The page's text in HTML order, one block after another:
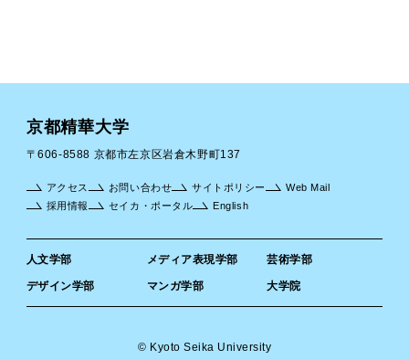
京都精華大学
〒606-8588 京都市左京区岩倉木野町137
人文学部 メディア表現学部 芸術学部
デザイン学部 マンガ学部 大学院
アクセス お問い合わせ サイトポリシー
Web Mail
採用情報
セイカ・ポータル English
© Kyoto Seika University